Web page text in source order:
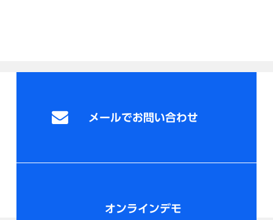
メールでお問い合わせ
オンラインデモ